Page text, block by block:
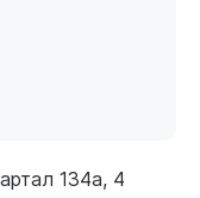
134а, 4